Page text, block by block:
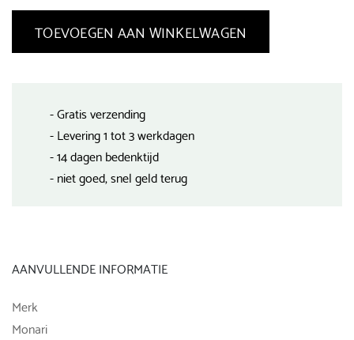
TOEVOEGEN AAN WINKELWAGEN
- Gratis verzending
- Levering 1 tot 3 werkdagen
- 14 dagen bedenktijd
- niet goed, snel geld terug
AANVULLENDE INFORMATIE
Merk
Monari